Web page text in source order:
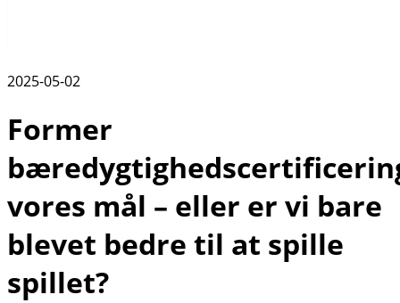
2025-05-02
Former
vores mål – eller er vi bare
blevet bedre til at spille
spillet?